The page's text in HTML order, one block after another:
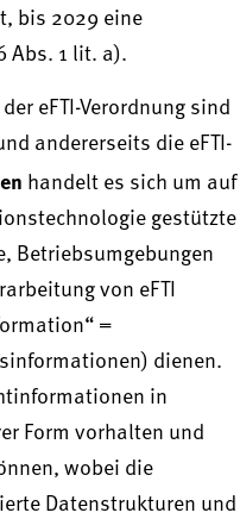
bis 2029 eine
Abs. 1 lit. a).
eFTI-Verordnung sind
andererseits die eFTI-
handelt es sich um auf
gestützte
Betriebsumgebungen
von eFTI
=
dienen.
in
Form vorhalten und
wobei die
Datenstrukturen und